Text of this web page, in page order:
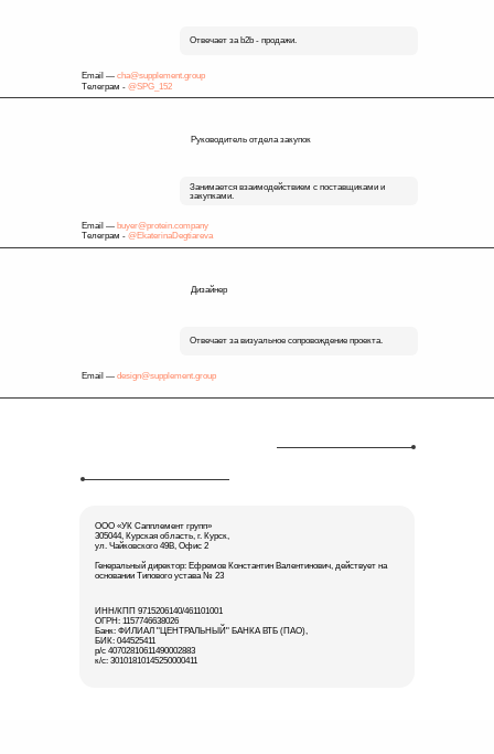
Отвечает за b2b - продажи.
Email — cha@supplement.group
Телеграм - @SPG_152
Руководитель отдела закупок
Занимается взаимодействием с поставщиками и
закупками.
Email — buyer@protein.company
Телеграм - @EkaterinaDegtiareva
Дизайнер
Отвечает за визуальное сопровождение проекта.
Email — design@supplement.group
ООО «УК Сапплемент групп»
305044, Курская область, г. Курск,
ул. Чайковского 49В, Офис 2
Генеральный директор: Ефремов Константин Валентинович, действует на
основании Типового устава № 23
ИНН/КПП 9715206140/461101001
ОГРН: 1157746638026
Банк: ФИЛИАЛ "ЦЕНТРАЛЬНЫЙ" БАНКА ВТБ (ПАО),
БИК: 044525411
р/с 40702810611490002883
к/с: 30101810145250000411